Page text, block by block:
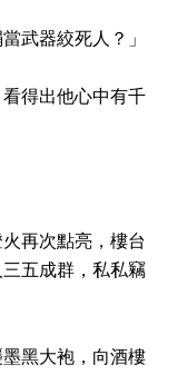
武器絞死人？」
得出他心中有千
再次點亮，樓台
五成群，私私竊
黑大袍，向酒樓